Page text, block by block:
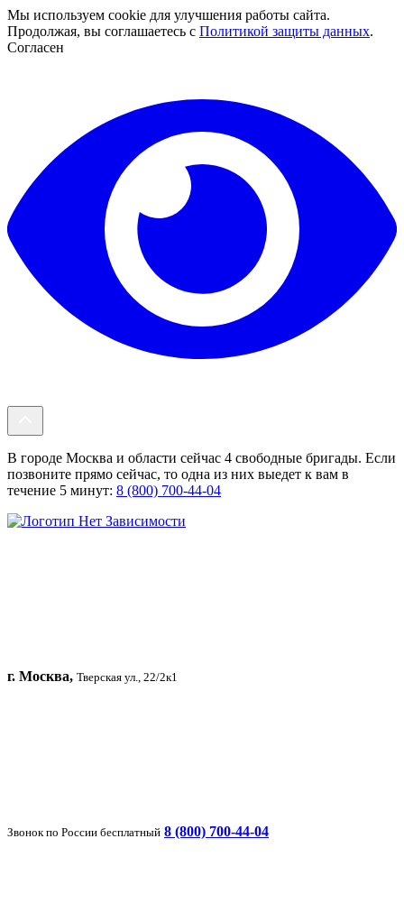
Мы используем cookie для улучшения работы сайта.
Продолжая, вы соглашаетесь с Политикой защиты данных.
Согласен
В городе Москва и области сейчас 4 свободные бригады. Если
позвоните прямо сейчас, то одна из них выедет к вам в
течение 5 минут: 8 (800) 700-44-04
г. Москва, Тверская ул., 22/2к1
Звонок по России бесплатный 8 (800) 700-44-04